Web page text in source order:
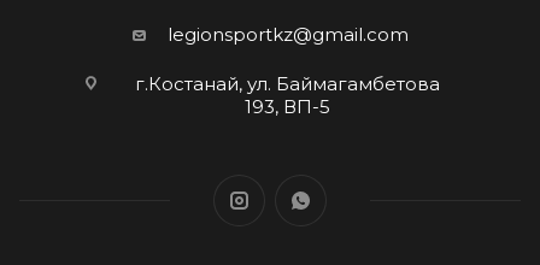
legionsportkz@gmail.com
г.Костанай, ул. Баймагамбетова
193, ВП-5